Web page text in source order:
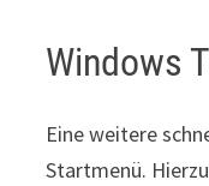
Windows
Eine weitere
Startmenü.